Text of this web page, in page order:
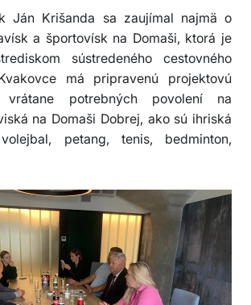
Ján Krišanda sa zaujímal najmä o
a športovísk na Domaši, ktorá je
sústredeného cestovného
má pripravenú projektovú
vrátane potrebných povolení na
na Domaši Dobrej, ako sú ihriská
petang, tenis, bedminton,